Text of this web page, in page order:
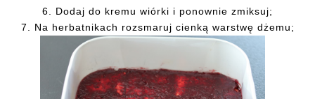
6. Dodaj do kremu wiórki i ponownie zmiksuj;
7. Na herbatnikach rozsmaruj cienką warstwę dżemu;